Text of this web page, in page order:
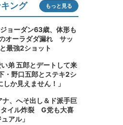
ング もっと見る
ョーダン63歳、体形も
オーラダダ漏れ サッ
最強2ショット
弟 五郎とデートして来
・野口五郎とステキ2シ
か見えません！」
ナ、へそ出し＆ド派手巨
タイル炸裂 G党も大喜
アル」